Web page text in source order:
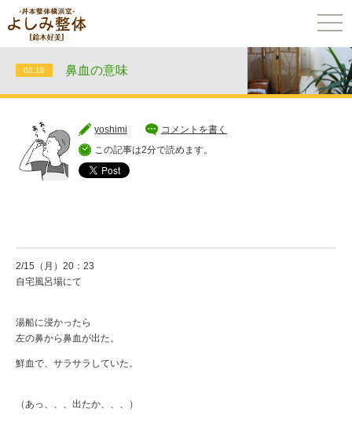
02.19 鼻血の意味
yoshimi
コメントを書く
この記事は2分で読めます。
2/15（月）20：23
自宅風呂場にて
湯船に浸かったら
左の鼻から鼻血が出た。
鮮血で、サラサラしていた。
（あっ、、、出たか、、、）